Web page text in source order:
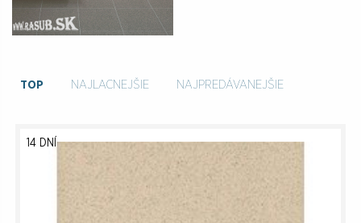
TOP NAJLACNEJŠIE NAJPREDÁVANEJŠIE
14 DNÍ